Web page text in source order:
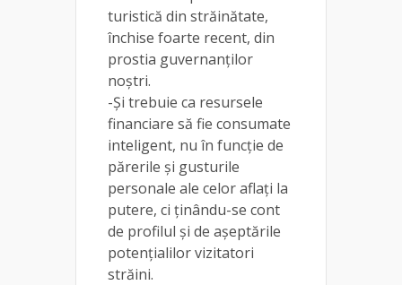
turistică din străinătate,
închise foarte recent, din
prostia guvernanţilor
noştri.
-Şi trebuie ca resursele
financiare să fie consumate
inteligent, nu în funcţie de
părerile şi gusturile
personale ale celor aflaţi la
putere, ci ţinându-se cont
de profilul şi de aşeptările
potenţialilor vizitatori
străini.